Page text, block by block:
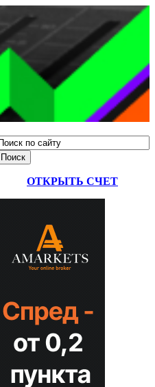
ОТКРЫТЬ СЧЕТ